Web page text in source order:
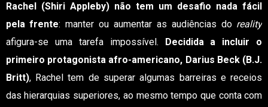
Rachel (Shiri Appleby) não tem um desafio nada fácil
pela frente: manter ou aumentar as audiências do reality
afigura-se uma tarefa impossível. Decidida a incluir o
primeiro protagonista afro-americano, Darius Beck (B.J.
Britt), Rachel tem de superar algumas barreiras e receios
das hierarquias superiores, ao mesmo tempo que conta com